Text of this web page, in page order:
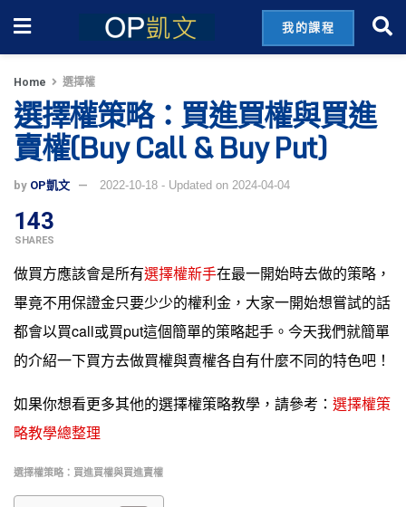
我的課程
Home 選擇權
選擇權策略：買進買權與買進
賣權(Buy Call & Buy Put)
by OP凱文 2022-10-18 - Updated on 2024-04-04
143
SHARES
做買方應該會是所有選擇權新手在最一開始時去做的策略，
畢竟不用保證金只要少少的權利金，大家一開始想嘗試的話
都會以買call或買put這個簡單的策略起手。今天我們就簡單
的介紹一下買方去做買權與賣權各自有什麼不同的特色吧！
如果你想看更多其他的選擇權策略教學，請參考： 選擇權策
略教學總整理
選擇權策略：買進買權與買進賣權